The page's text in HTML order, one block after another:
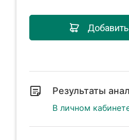
Результаты
В личном